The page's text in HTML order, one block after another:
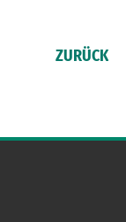
ZURÜCK